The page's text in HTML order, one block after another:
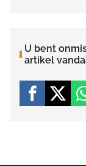
U bent
artikel